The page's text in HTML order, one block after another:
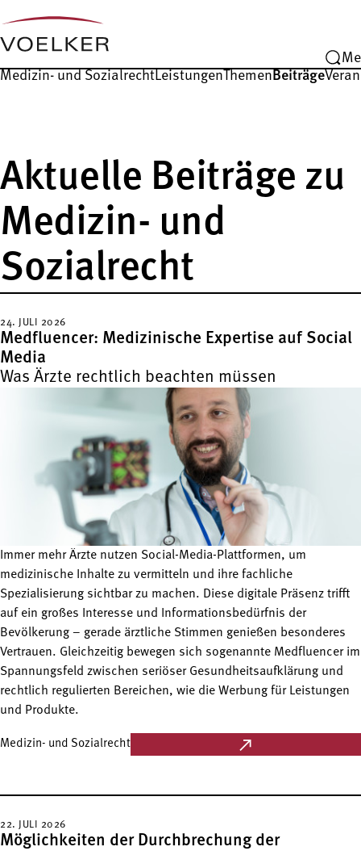
Medizin- und SozialrechtLeistungenThemenBeiträge
Aktuelle Beiträge zu
Medizin- und
Sozialrecht
24. JULI 2026
Medfluencer: Medizinische Expertise auf Social
Media
Was Ärzte rechtlich beachten müssen
Immer mehr Ärzte nutzen Social-Media-Plattformen, um
medizinische Inhalte zu vermitteln und ihre fachliche
Spezialisierung sichtbar zu machen. Diese digitale Präsenz trifft
auf ein großes Interesse und Informationsbedürfnis der
Bevölkerung – gerade ärztliche Stimmen genießen besonderes
Vertrauen. Gleichzeitig bewegen sich sogenannte Medfluencer im
Spannungsfeld zwischen seriöser Gesundheitsaufklärung und
rechtlich regulierten Bereichen, wie die Werbung für Leistungen
und Produkte.
Medizin- und Sozialrecht
22. JULI 2026
Möglichkeiten der Durchbrechung der